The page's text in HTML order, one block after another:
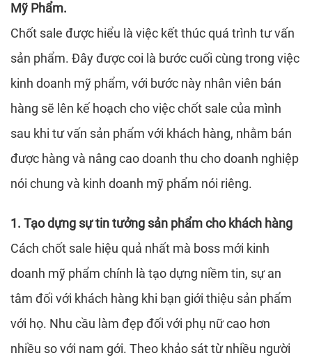
Mỹ Phẩm.
Chốt sale được hiểu là việc kết thúc quá trình tư vấn
sản phẩm. Đây được coi là bước cuối cùng trong việc
kinh doanh mỹ phẩm, với bước này nhân viên bán
hàng sẽ lên kế hoạch cho việc chốt sale của mình
sau khi tư vấn sản phẩm với khách hàng, nhằm bán
được hàng và nâng cao doanh thu cho doanh nghiệp
nói chung và kinh doanh mỹ phẩm nói riêng.
1. Tạo dựng sự tin tưởng sản phẩm cho khách hàng
Cách chốt sale hiệu quả nhất mà boss mới kinh
doanh mỹ phẩm chính là tạo dựng niềm tin, sự an
tâm đối với khách hàng khi bạn giới thiệu sản phẩm
với họ. Nhu cầu làm đẹp đối với phụ nữ cao hơn
nhiều so với nam gới. Theo khảo sát từ nhiều người